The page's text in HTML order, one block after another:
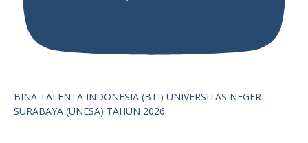
BINA TALENTA INDONESIA (BTI) UNIVERSITAS NEGERI
SURABAYA (UNESA) TAHUN 2026